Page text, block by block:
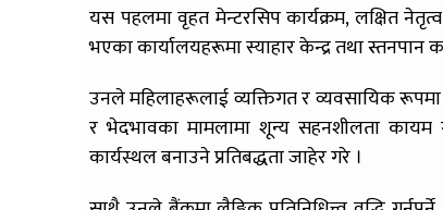
यस पहलमा वृहत मेन्टरसिप कार्यक्रम, लक्षित
भएका कार्यालयहरूमा स्याहार केन्द्र तथा
उनले महिलाहरूलाई व्यक्तिगत र व्यवसायिक रूपमा
र भेदभावका मामलामा शून्य सहनशीलता कायम
कार्यस्थल बनाउने प्रतिबद्धता जाहेर गरे ।